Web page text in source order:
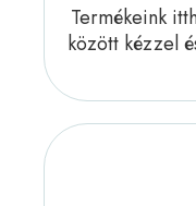
Termékeink
között kézzel